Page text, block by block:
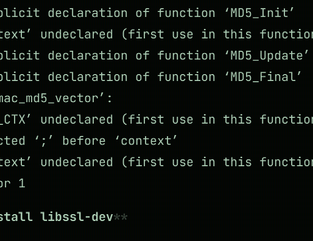
declaration of function ‘MD5_Init’
undeclared (first use in this
declaration of function ‘MD5_Update’
declaration of function ‘MD5_Final’
undeclared (first use in this
‘;’ before ‘context’
undeclared (first use in this
1
libssl-dev